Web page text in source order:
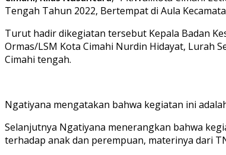
Tengah Tahun 2022, Bertempat di Aula
Turut hadir dikegiatan tersebut Kepala Badan
Ormas/LSM Kota Cimahi Nurdin Hidayat, Lurah
Cimahi tengah.
Ngatiyana mengatakan bahwa kegiatan ini
Selanjutnya Ngatiyana menerangkan bahwa
terhadap anak dan perempuan, materinya dari